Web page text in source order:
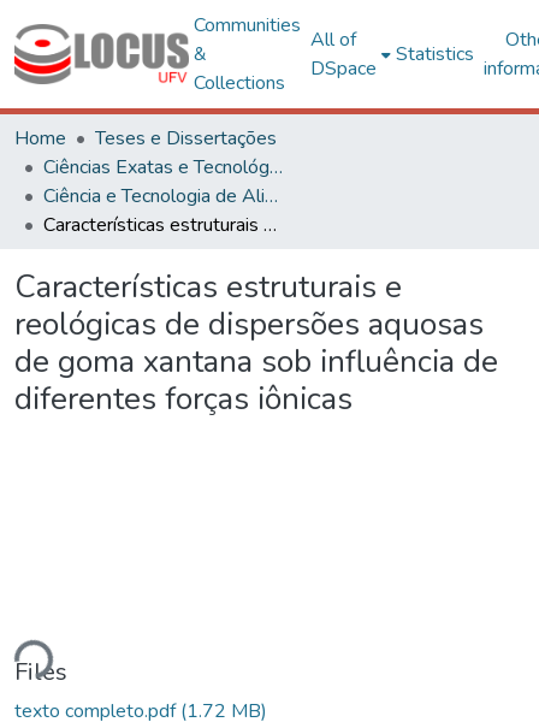
Communities
&
Collections
All of
DSpace
Statistics
Home
Teses e Dissertações
Ciências Exatas e Tecnológicas
Ciência e Tecnologia de Alimentos
Características estruturais e reológicas de dispersões aquosas de goma xantana sob influência de diferentes forças iônicas
Características estruturais e
reológicas de dispersões aquosas
de goma xantana sob influência de
diferentes forças iônicas
Files
texto completo.pdf(1.72 MB)